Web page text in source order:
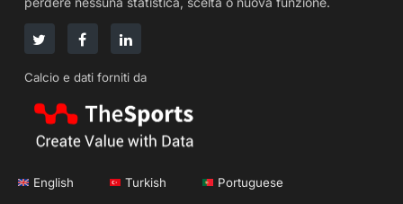
Calcio e dati forniti da
English Turkish Portuguese